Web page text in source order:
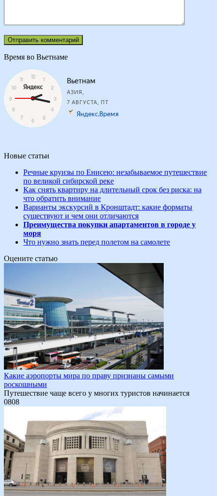
Время во Вьетнаме
Новые статьи
Речные круизы по Енисею: незабываемое путешествие
по великой сибирской реке
Как снять квартиру на длительный срок без риска: на
что обратить внимание
Варианты экскурсий в Кронштадт: какие форматы
существуют и чем они отличаются
Преимущества покупки апартаментов в городе у
моря
Что нужно знать перед полетом на самолете
Оцените статью
Какие аэропорты мира по праву признаны самыми
роскошными
Путешествие чаще всего у многих туристов начинается
0808